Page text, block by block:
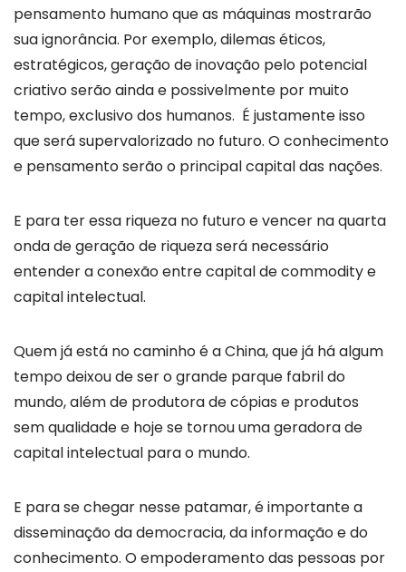
pensamento humano que as máquinas mostrarão
sua ignorância. Por exemplo, dilemas éticos,
estratégicos, geração de inovação pelo potencial
criativo serão ainda e possivelmente por muito
tempo, exclusivo dos humanos. É justamente isso
que será supervalorizado no futuro. O conhecimento
e pensamento serão o principal capital das nações.
E para ter essa riqueza no futuro e vencer na quarta
onda de geração de riqueza será necessário
entender a conexão entre capital de commodity e
capital intelectual.
Quem já está no caminho é a China, que já há algum
tempo deixou de ser o grande parque fabril do
mundo, além de produtora de cópias e produtos
sem qualidade e hoje se tornou uma geradora de
capital intelectual para o mundo.
E para se chegar nesse patamar, é importante a
disseminação da democracia, da informação e do
conhecimento. O empoderamento das pessoas por